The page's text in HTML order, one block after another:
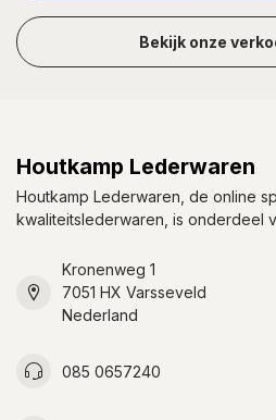
Bekijk onze
Houtkamp Lederwaren
Houtkamp Lederwaren, de online
kwaliteitslederwaren, is onderdeel
Kronenweg 1
7051 HX Varsseveld
Nederland
085 0657240